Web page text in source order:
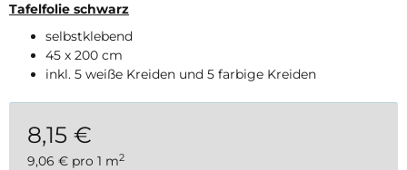
Tafelfolie schwarz
selbstklebend
45 x 200 cm
inkl. 5 weiße Kreiden und 5 farbige Kreiden
8,15 €
9,06 € pro 1 m2